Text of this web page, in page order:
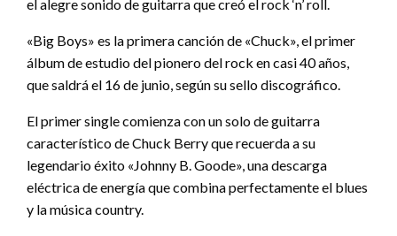
el alegre sonido de guitarra que creó el rock ‘n’ roll.
«Big Boys» es la primera canción de «Chuck», el primer
álbum de estudio del pionero del rock en casi 40 años,
que saldrá el 16 de junio, según su sello discográfico.
El primer single comienza con un solo de guitarra
característico de Chuck Berry que recuerda a su
legendario éxito «Johnny B. Goode», una descarga
eléctrica de energía que combina perfectamente el blues
y la música country.